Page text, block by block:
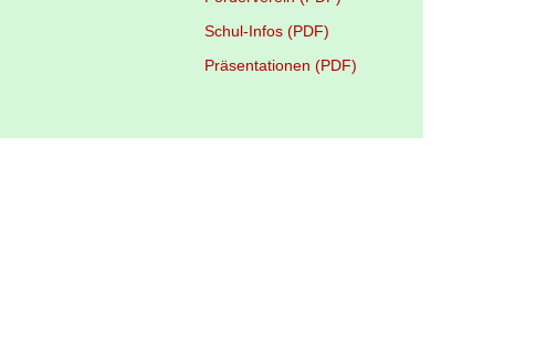
Schul-Infos (PDF)
Präsentationen (PDF)